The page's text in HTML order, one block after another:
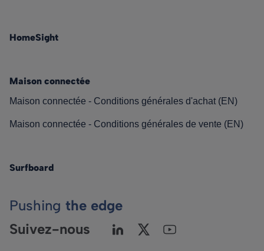
HomeSight
Maison connectée
Maison connectée - Conditions générales d'achat (EN)
Maison connectée - Conditions générales de vente (EN)
Surfboard
Pushing the edge
Suivez-nous